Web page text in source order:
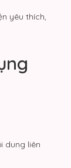
yêu thích,
dung liên